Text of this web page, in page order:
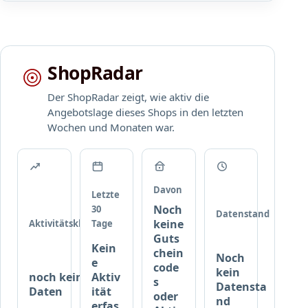
a
g
z
e
i
g
s
e
w
ä
h
l
t
ShopRadar
Der ShopRadar zeigt, wie aktiv die
Angebotslage dieses Shops in den letzten
Wochen und Monaten war.
Aktivitätsklasse
noch keine
Daten
Letzte
30
Tage
Kein
e
Aktiv
ität
Davon
Noch
keine
Guts
chein
code
s
oder
Datenstand
Noch
kein
Datensta
nd